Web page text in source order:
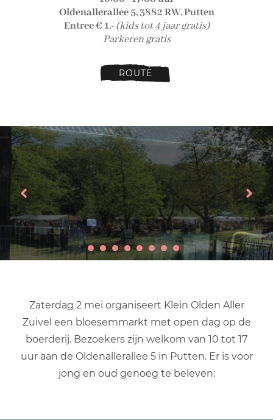
Oldenallerallee 5, 3882 RW, Putten
Entree € 1,-(kids tot 4 jaar gratis)
Parkeren gratis
ROUTE
Zaterdag 2 mei organiseert Klein Olden Aller
Zuivel een bloesemmarkt met open dag op de
boerderij. Bezoekers zijn welkom van 10 tot 17
uur aan de Oldenallerallee 5 in Putten. Er is voor
jong en oud genoeg te beleven: